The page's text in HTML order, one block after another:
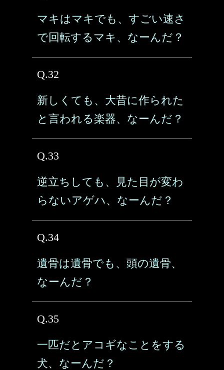
マキはマキでも、すごい速さ
で回転するマキ、なーんだ？
Q.32
新しくても、大昔に作られた
と言われる楽器、なーんだ？
Q.33
逆立ちしても、見た目が変わ
らないアゲハ、なーんだ？
Q.34
遺骨は遺骨でも、頭の遺骨、
なーんだ？
Q.35
一匹だとアコギなことをする
犬、なーんだ？